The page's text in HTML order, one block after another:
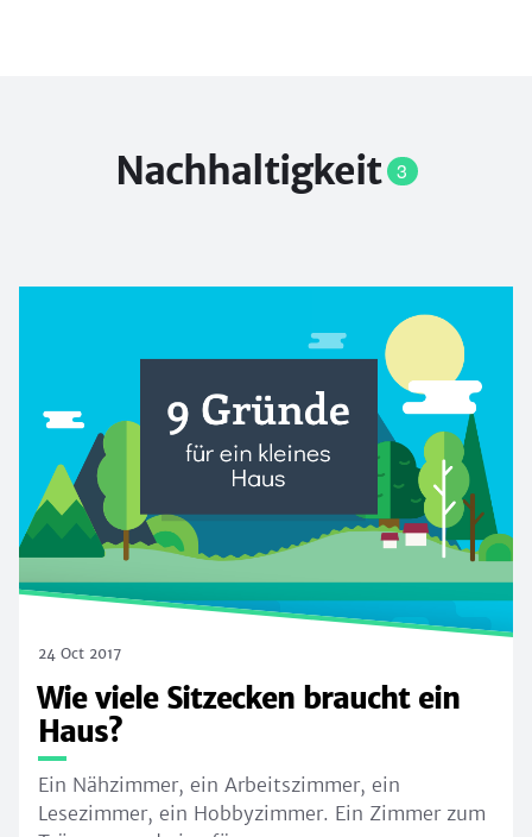
Nachhaltigkeit3
24 Oct 2017
Wie viele Sitzecken braucht ein
Haus?
Ein Nähzimmer, ein Arbeitszimmer, ein
Lesezimmer, ein Hobbyzimmer. Ein Zimmer zum